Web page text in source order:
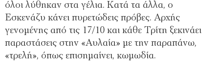
όλοι λύθηκαν στα γέλια. Κατά τα άλλα, ο
Εσκενάζυ κάνει πυρετώδεις πρόβες. Αρχής
γενομένης από τις 17/10 και κάθε Τρίτη ξεκινάει
παραστάσεις στην «Αυλαία» με την παραπάνω,
«τρελή», όπως επισημαίνει, κωμωδία.